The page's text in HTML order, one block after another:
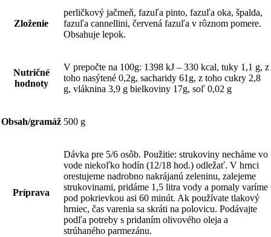
Zloženie
perličkový jačmeň, fazuľa pinto, fazuľa oka, špalda,
fazuľa cannellini, červená fazuľa v rôznom pomere.
Obsahuje lepok.
Nutričné
hodnoty
V prepočte na 100g: 1398 kJ – 330 kcal, tuky 1,1 g, z
toho nasýtené 0,2g, sacharidy 61g, z toho cukry 2,8
g, vláknina 3,9 g bielkoviny 17g, soľ 0,02 g
Obsah/gramáž 500 g
Príprava
Dávka pre 5/6 osôb. Použitie: strukoviny necháme vo
vode niekoľko hodín (12/18 hod.) odležať. V hrnci
orestujeme nadrobno nakrájanú zeleninu, zalejeme
strukovinami, pridáme 1,5 litra vody a pomaly varíme
pod pokrievkou asi 60 minút. Ak používate tlakový
hrniec, čas varenia sa skráti na polovicu. Podávajte
podľa potreby s pridaním olivového oleja a
strúhaného parmezánu.